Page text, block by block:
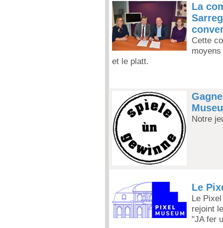
La
Cette
et le platt.
Notre
Le
Le
rejoint
"JA fer